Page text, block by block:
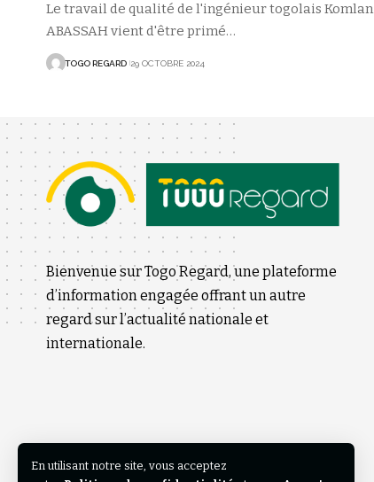
En utilisant notre site, vous acceptez
Le travail de qualité de l'ingénieur togolais Komlan
ABASSAH vient d'être primé…
TOGO REGARD 29 OCTOBRE 2024
Bienvenue sur Togo Regard, une plateforme
d’information engagée offrant un autre
regard sur l’actualité nationale et
internationale.